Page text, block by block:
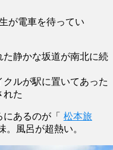
が電車を待ってい
た静かな坂道が南北に続
ルが駅に置いてあった
れた
あるのが「
松本旅
。風呂が超熱い。